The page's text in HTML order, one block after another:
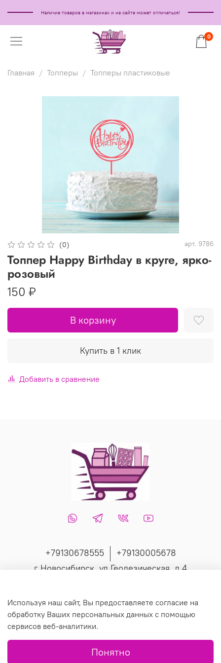
Наличие товаров в магазинах и на сайте может отличаться!
0
Главная Топперы Топперы пластиковые
(0) арт. 9786
Топпер Happy Birthday в круге, ярко-
розовый
150 ₽
В корзину
Купить в 1 клик
Добавить в сравнение
+79130678555
+79130005678
г Новосибирск, ул Геодезическая, д 4
© 2019 Любое использование контента без письменного
разрешения запрещено.
Используя наш сайт, Вы предоставляете согласие на
обработку Ваших персональных данных с помощью
сервисов веб-аналитики.
Понятно